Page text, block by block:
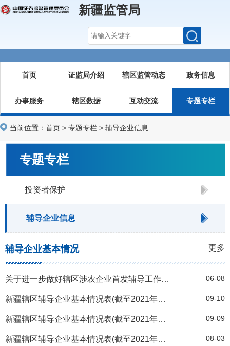
新疆监管局
首页 证监局介绍 辖区监管动态 政务信息
办事服务 辖区数据 互动交流 专题专栏
当前位置： 首页 > 专题专栏 > 辅导企业信息
专题专栏
投资者保护
辅导企业信息
辅导企业基本情况 更多
关于进一步做好辖区涉农企业首发辅导工作的通知 06-08
新疆辖区辅导企业基本情况表(截至2021年8月31日) 09-10
新疆辖区辅导企业基本情况表(截至2021年8月31日) 09-09
新疆辖区辅导企业基本情况表(截至2021年7月31日) 08-03